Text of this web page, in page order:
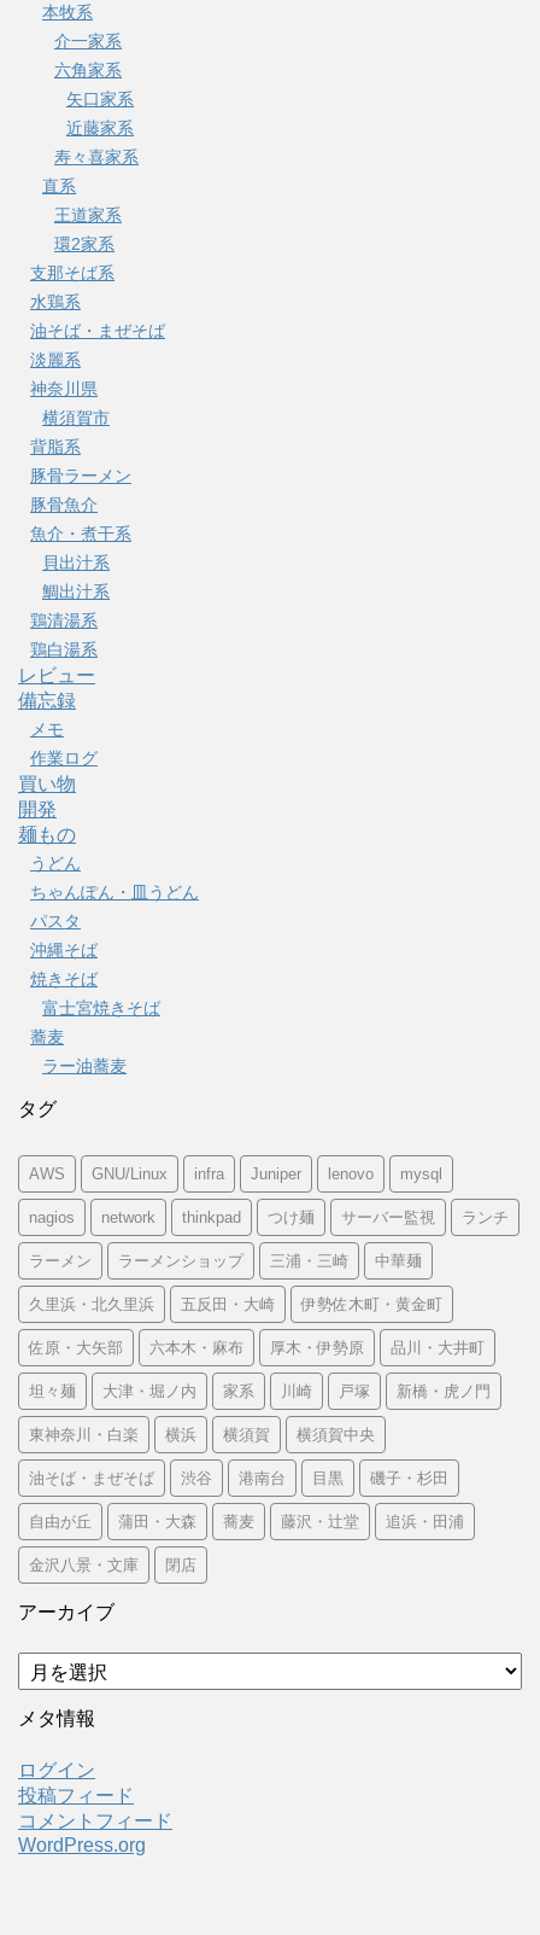
本牧系
介一家系
六角家系
矢口家系
近藤家系
寿々喜家系
直系
王道家系
環2家系
支那そば系
水鶏系
油そば・まぜそば
淡麗系
神奈川県
横須賀市
背脂系
豚骨ラーメン
豚骨魚介
魚介・煮干系
貝出汁系
鯛出汁系
鶏清湯系
鶏白湯系
レビュー
備忘録
メモ
作業ログ
買い物
開発
麺もの
うどん
ちゃんぽん・皿うどん
パスタ
沖縄そば
焼きそば
富士宮焼きそば
蕎麦
ラー油蕎麦
タグ
AWS GNU/Linux infra Juniper lenovo mysql
nagios network thinkpad つけ麺 サーバー監視 ランチ
ラーメン ラーメンショップ 三浦・三崎 中華麺
久里浜・北久里浜 五反田・大崎 伊勢佐木町・黄金町
佐原・大矢部 六本木・麻布 厚木・伊勢原 品川・大井町
坦々麺 大津・堀ノ内 家系 川崎 戸塚 新橋・虎ノ門
東神奈川・白楽 横浜 横須賀 横須賀中央
油そば・まぜそば 渋谷 港南台 目黒 磯子・杉田
自由が丘 蒲田・大森 蕎麦 藤沢・辻堂 追浜・田浦
金沢八景・文庫 閉店
アーカイブ
ア
ー
カ
ブ
メタ情報
ログイン
投稿フィード
コメントフィード
WordPress.org